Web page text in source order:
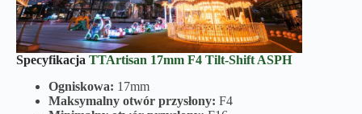
Specyfikacja TTArtisan 17mm F4 Tilt-Shift ASPH
Ogniskowa: 17mm
Maksymalny otwór przysłony: F4